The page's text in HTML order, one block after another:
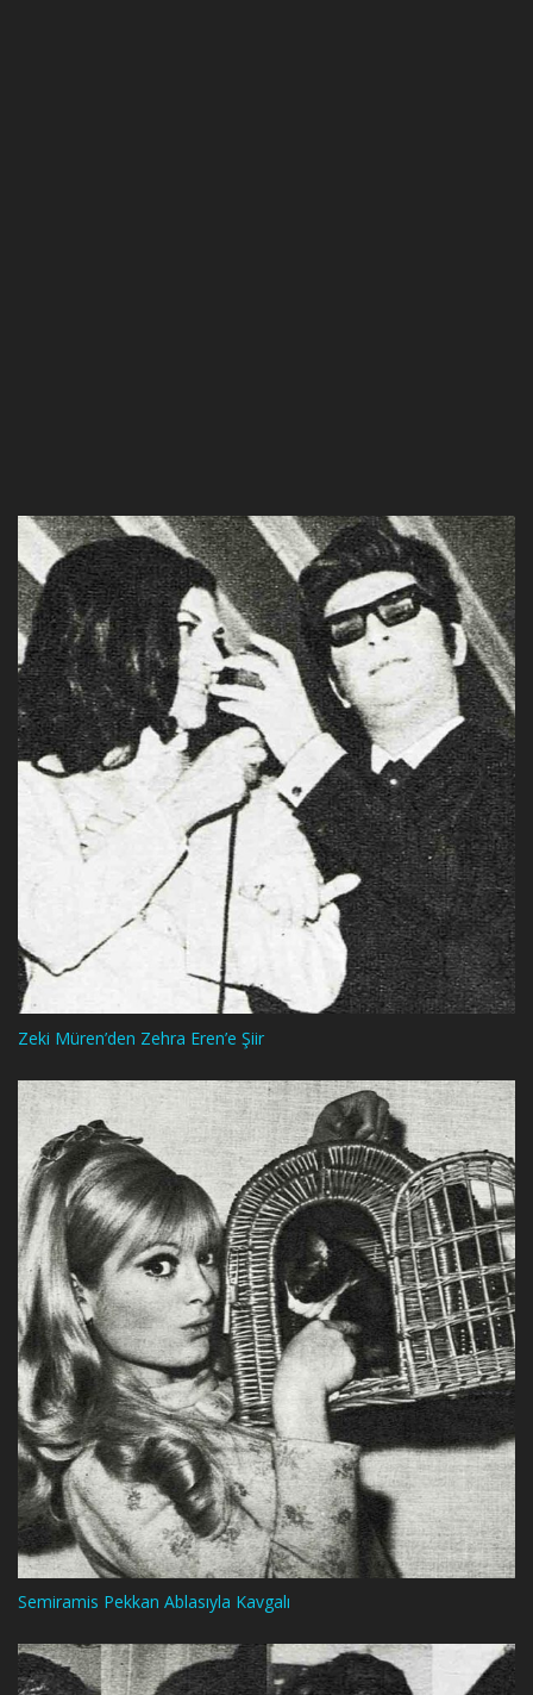
Zeki Müren’den Zehra Eren’e Şiir
Semiramis Pekkan Ablasıyla Kavgalı